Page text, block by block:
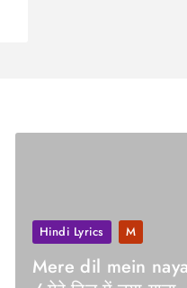
Hindi Lyrics M
Mere dil mein